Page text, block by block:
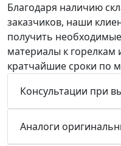
Благодаря наличию
заказчиков, наши
получить
материалы к
кратчайшие сроки по
Консультации при
Аналоги